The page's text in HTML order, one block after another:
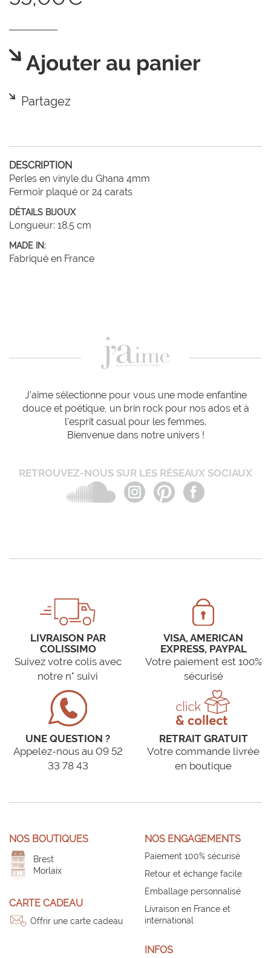
Ajouter au panier
Partagez
DESCRIPTION
Perles en vinyle du Ghana 4mm
Fermoir plaqué or 24 carats
DÉTAILS BIJOUX
Longueur: 18.5 cm
MADE IN:
Fabriqué en France
J'aime sélectionne pour vous une mode enfantine
douce et poétique, un brin rock pour nos ados et à
l'esprit casual pour les femmes.
Bienvenue dans notre univers !
RETROUVEZ-NOUS SUR LES RÉSEAUX SOCIAUX
LIVRAISON PAR
COLISSIMO
Suivez votre colis avec
notre n° suivi
VISA, AMERICAN
EXPRESS, PAYPAL
Votre paiement est 100%
sécurisé
UNE QUESTION ?
Appelez-nous au 09 52
33 78 43
RETRAIT GRATUIT
Votre commande livrée
en boutique
NOS BOUTIQUES
Brest
Morlaix
CARTE CADEAU
Offrir une carte cadeau
NOS ENGAGEMENTS
Paiement 100% sécurisé
Retour et échange facile
Emballage personnalisé
Livraison en France et
international
INFOS